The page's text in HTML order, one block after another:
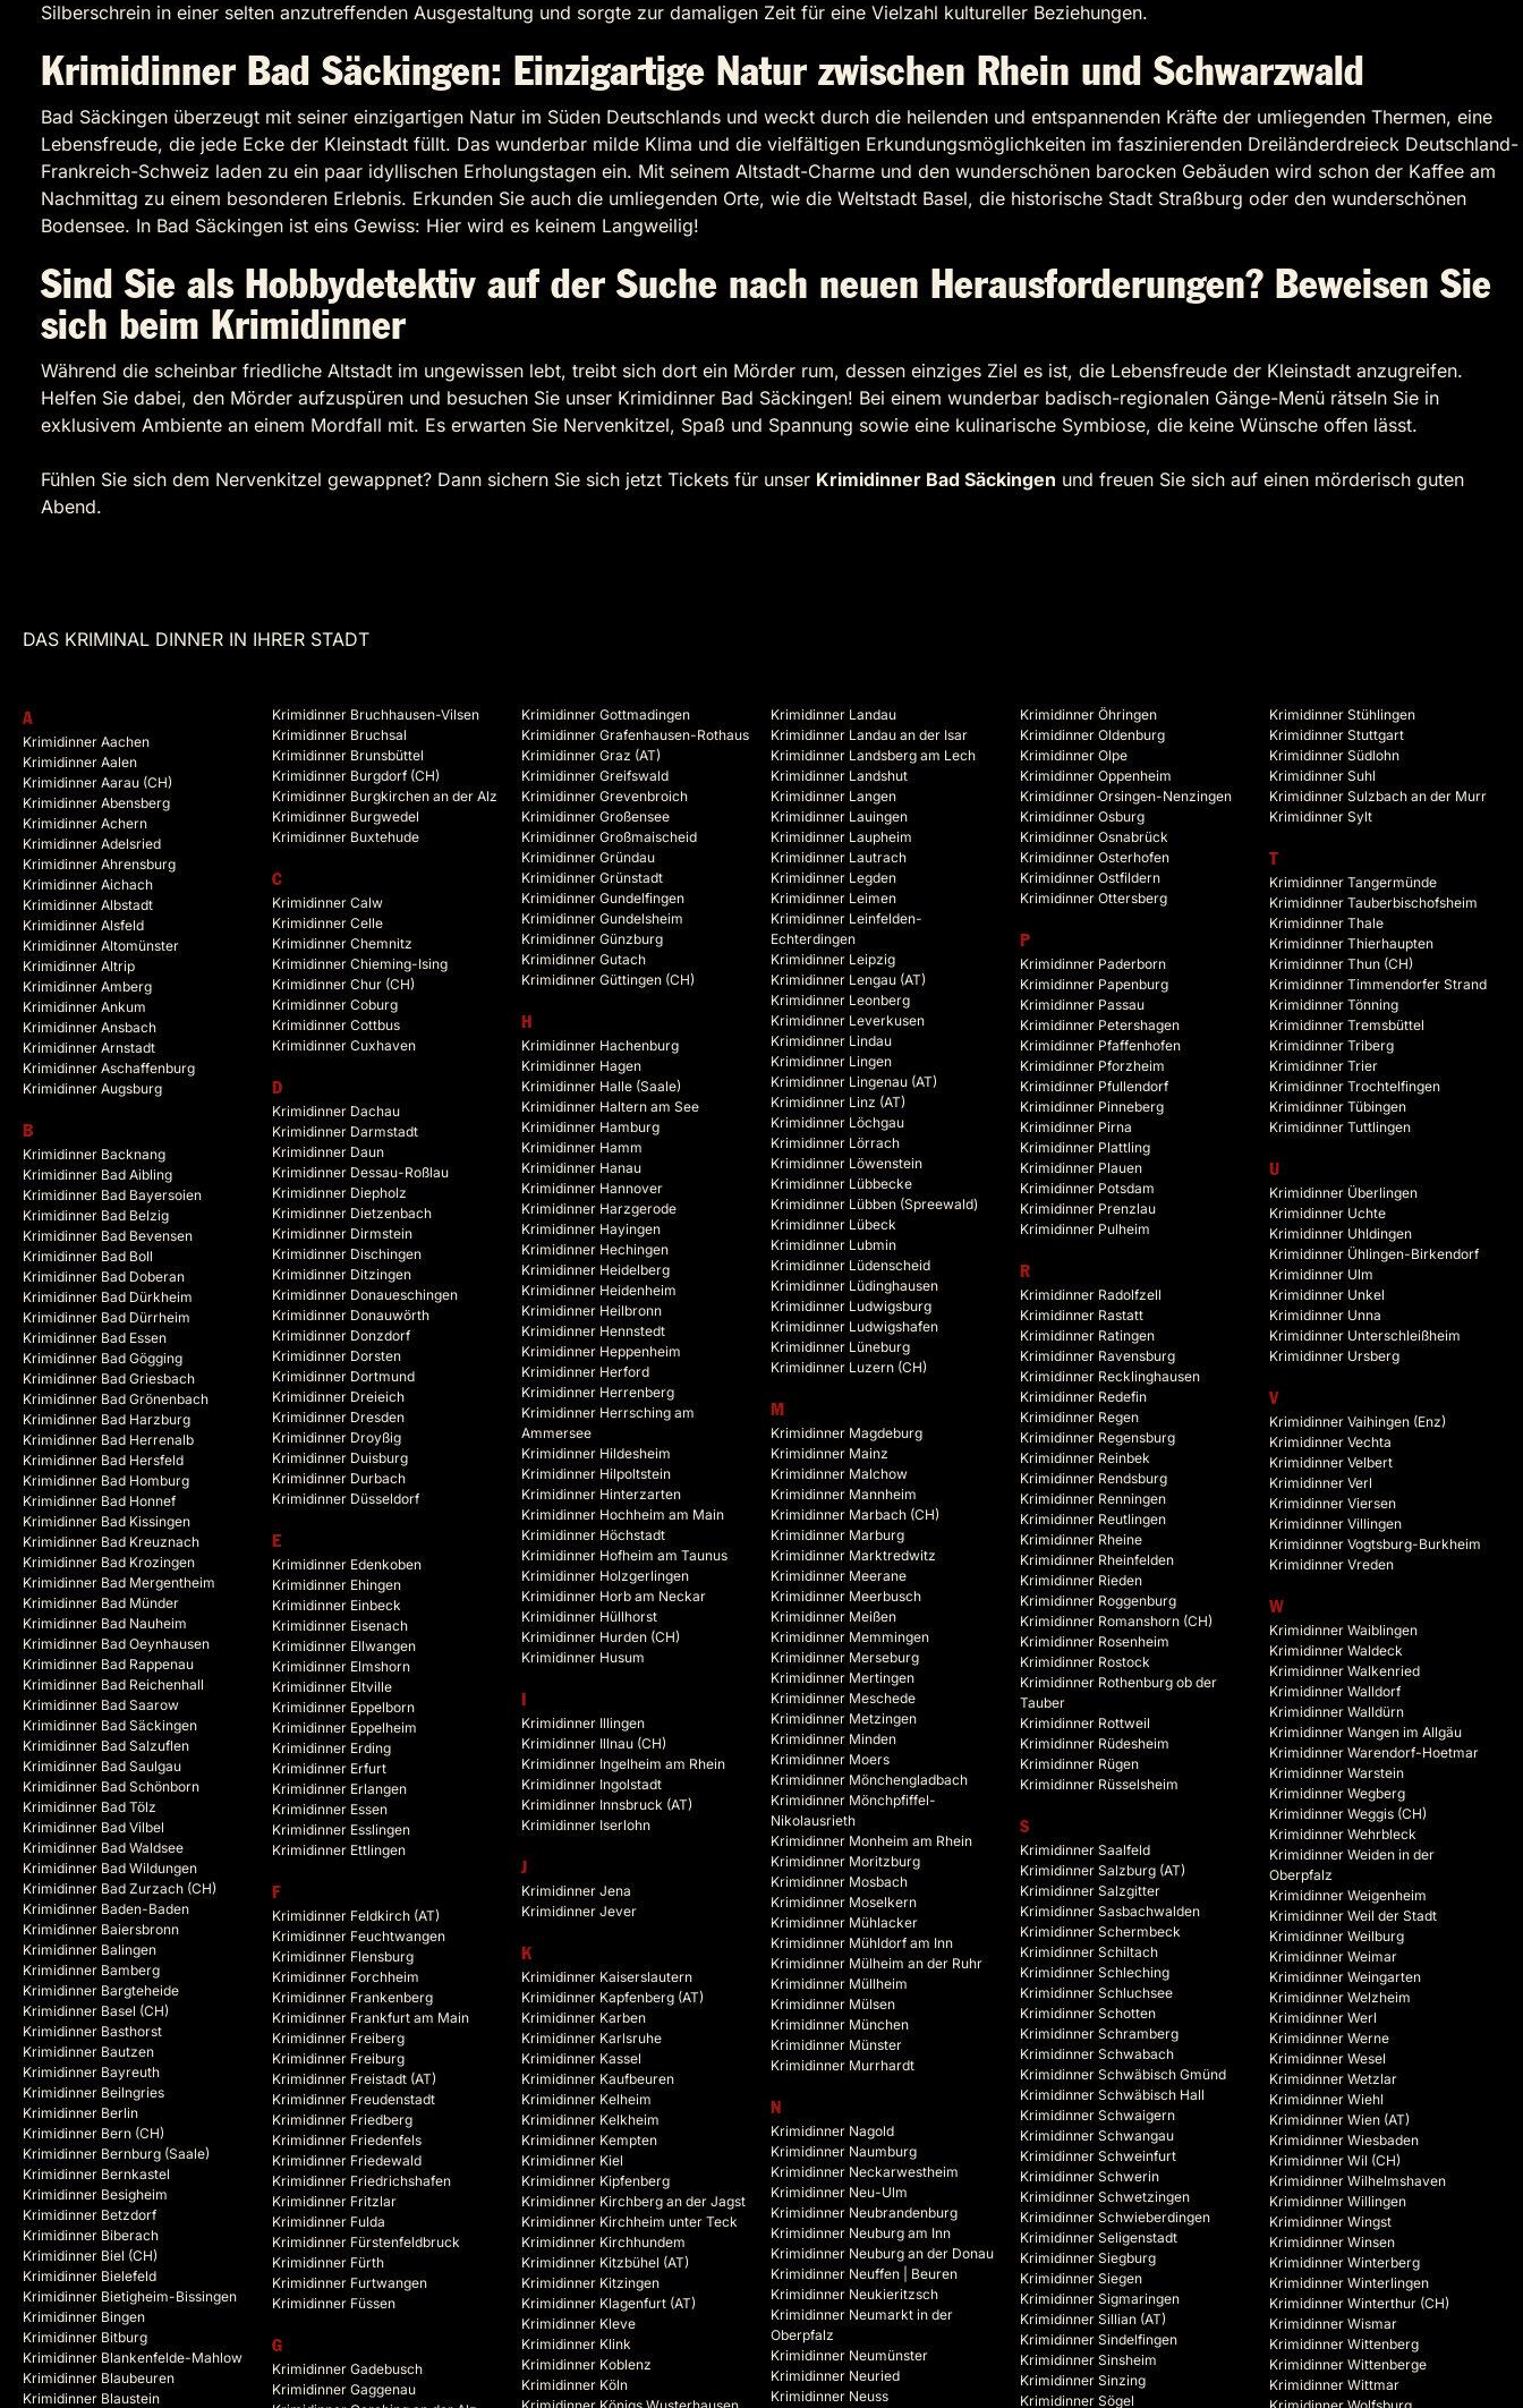
Silberschrein in einer selten anzutreffenden Ausgestaltung und sorgte zur damaligen Zeit für eine Vielzahl kultureller Beziehungen.
Krimidinner Bad Säckingen: Einzigartige Natur zwischen Rhein und Schwarzwald
Bad Säckingen überzeugt mit seiner einzigartigen Natur im Süden Deutschlands und weckt durch die heilenden und entspannenden Kräfte der umliegenden Thermen, eine
Lebensfreude, die jede Ecke der Kleinstadt füllt. Das wunderbar milde Klima und die vielfältigen Erkundungsmöglichkeiten im faszinierenden Dreiländerdreieck Deutschland-
Frankreich-Schweiz laden zu ein paar idyllischen Erholungstagen ein. Mit seinem Altstadt-Charme und den wunderschönen barocken Gebäuden wird schon der Kaffee am
Nachmittag zu einem besonderen Erlebnis. Erkunden Sie auch die umliegenden Orte, wie die Weltstadt Basel, die historische Stadt Straßburg oder den wunderschönen
Bodensee. In Bad Säckingen ist eins Gewiss: Hier wird es keinem Langweilig!
Sind Sie als Hobbydetektiv auf der Suche nach neuen Herausforderungen? Beweisen Sie
sich beim Krimidinner
Während die scheinbar friedliche Altstadt im ungewissen lebt, treibt sich dort ein Mörder rum, dessen einziges Ziel es ist, die Lebensfreude der Kleinstadt anzugreifen.
Helfen Sie dabei, den Mörder aufzuspüren und besuchen Sie unser Krimidinner Bad Säckingen! Bei einem wunderbar badisch-regionalen Gänge-Menü rätseln Sie in
exklusivem Ambiente an einem Mordfall mit. Es erwarten Sie Nervenkitzel, Spaß und Spannung sowie eine kulinarische Symbiose, die keine Wünsche offen lässt.
Fühlen Sie sich dem Nervenkitzel gewappnet? Dann sichern Sie sich jetzt Tickets für unser Krimidinner Bad Säckingen und freuen Sie sich auf einen mörderisch guten
Abend.
DAS KRIMINAL DINNER IN IHRER STADT
A
Krimidinner Aachen
Krimidinner Aalen
Krimidinner Aarau (CH)
Krimidinner Abensberg
Krimidinner Achern
Krimidinner Adelsried
Krimidinner Ahrensburg
Krimidinner Aichach
Krimidinner Albstadt
Krimidinner Alsfeld
Krimidinner Altomünster
Krimidinner Altrip
Krimidinner Amberg
Krimidinner Ankum
Krimidinner Ansbach
Krimidinner Arnstadt
Krimidinner Aschaffenburg
Krimidinner Augsburg
B
Krimidinner Backnang
Krimidinner Bad Aibling
Krimidinner Bad Bayersoien
Krimidinner Bad Belzig
Krimidinner Bad Bevensen
Krimidinner Bad Boll
Krimidinner Bad Doberan
Krimidinner Bad Dürkheim
Krimidinner Bad Dürrheim
Krimidinner Bad Essen
Krimidinner Bad Gögging
Krimidinner Bad Griesbach
Krimidinner Bad Grönenbach
Krimidinner Bad Harzburg
Krimidinner Bad Herrenalb
Krimidinner Bad Hersfeld
Krimidinner Bad Homburg
Krimidinner Bad Honnef
Krimidinner Bad Kissingen
Krimidinner Bad Kreuznach
Krimidinner Bad Krozingen
Krimidinner Bad Mergentheim
Krimidinner Bad Münder
Krimidinner Bad Nauheim
Krimidinner Bad Oeynhausen
Krimidinner Bad Rappenau
Krimidinner Bad Reichenhall
Krimidinner Bad Saarow
Krimidinner Bad Säckingen
Krimidinner Bad Salzuflen
Krimidinner Bad Saulgau
Krimidinner Bad Schönborn
Krimidinner Bad Tölz
Krimidinner Bad Vilbel
Krimidinner Bad Waldsee
Krimidinner Bad Wildungen
Krimidinner Bad Zurzach (CH)
Krimidinner Baden-Baden
Krimidinner Baiersbronn
Krimidinner Balingen
Krimidinner Bamberg
Krimidinner Bargteheide
Krimidinner Basel (CH)
Krimidinner Basthorst
Krimidinner Bautzen
Krimidinner Bayreuth
Krimidinner Beilngries
Krimidinner Berlin
Krimidinner Bern (CH)
Krimidinner Bernburg (Saale)
Krimidinner Bernkastel
Krimidinner Besigheim
Krimidinner Betzdorf
Krimidinner Biberach
Krimidinner Biel (CH)
Krimidinner Bielefeld
Krimidinner Bietigheim-Bissingen
Krimidinner Bingen
Krimidinner Bitburg
Krimidinner Blankenfelde-Mahlow
Krimidinner Blaubeuren
Krimidinner Blaustein
Krimidinner Bruchhausen-Vilsen
Krimidinner Bruchsal
Krimidinner Brunsbüttel
Krimidinner Burgdorf (CH)
Krimidinner Burgkirchen an der Alz
Krimidinner Burgwedel
Krimidinner Buxtehude
C
Krimidinner Calw
Krimidinner Celle
Krimidinner Chemnitz
Krimidinner Chieming-Ising
Krimidinner Chur (CH)
Krimidinner Coburg
Krimidinner Cottbus
Krimidinner Cuxhaven
D
Krimidinner Dachau
Krimidinner Darmstadt
Krimidinner Daun
Krimidinner Dessau-Roßlau
Krimidinner Diepholz
Krimidinner Dietzenbach
Krimidinner Dirmstein
Krimidinner Dischingen
Krimidinner Ditzingen
Krimidinner Donaueschingen
Krimidinner Donauwörth
Krimidinner Donzdorf
Krimidinner Dorsten
Krimidinner Dortmund
Krimidinner Dreieich
Krimidinner Dresden
Krimidinner Droyßig
Krimidinner Duisburg
Krimidinner Durbach
Krimidinner Düsseldorf
E
Krimidinner Edenkoben
Krimidinner Ehingen
Krimidinner Einbeck
Krimidinner Eisenach
Krimidinner Ellwangen
Krimidinner Elmshorn
Krimidinner Eltville
Krimidinner Eppelborn
Krimidinner Eppelheim
Krimidinner Erding
Krimidinner Erfurt
Krimidinner Erlangen
Krimidinner Essen
Krimidinner Esslingen
Krimidinner Ettlingen
F
Krimidinner Feldkirch (AT)
Krimidinner Feuchtwangen
Krimidinner Flensburg
Krimidinner Forchheim
Krimidinner Frankenberg
Krimidinner Frankfurt am Main
Krimidinner Freiberg
Krimidinner Freiburg
Krimidinner Freistadt (AT)
Krimidinner Freudenstadt
Krimidinner Friedberg
Krimidinner Friedenfels
Krimidinner Friedewald
Krimidinner Friedrichshafen
Krimidinner Fritzlar
Krimidinner Fulda
Krimidinner Fürstenfeldbruck
Krimidinner Fürth
Krimidinner Furtwangen
Krimidinner Füssen
G
Krimidinner Gadebusch
Krimidinner Gaggenau
Krimidinner Gottmadingen
Krimidinner Grafenhausen-Rothaus
Krimidinner Graz (AT)
Krimidinner Greifswald
Krimidinner Grevenbroich
Krimidinner Großensee
Krimidinner Großmaischeid
Krimidinner Gründau
Krimidinner Grünstadt
Krimidinner Gundelfingen
Krimidinner Gundelsheim
Krimidinner Günzburg
Krimidinner Gutach
Krimidinner Güttingen (CH)
H
Krimidinner Hachenburg
Krimidinner Hagen
Krimidinner Halle (Saale)
Krimidinner Haltern am See
Krimidinner Hamburg
Krimidinner Hamm
Krimidinner Hanau
Krimidinner Hannover
Krimidinner Harzgerode
Krimidinner Hayingen
Krimidinner Hechingen
Krimidinner Heidelberg
Krimidinner Heidenheim
Krimidinner Heilbronn
Krimidinner Hennstedt
Krimidinner Heppenheim
Krimidinner Herford
Krimidinner Herrenberg
Krimidinner Herrsching am
Ammersee
Krimidinner Hildesheim
Krimidinner Hilpoltstein
Krimidinner Hinterzarten
Krimidinner Hochheim am Main
Krimidinner Höchstadt
Krimidinner Hofheim am Taunus
Krimidinner Holzgerlingen
Krimidinner Horb am Neckar
Krimidinner Hüllhorst
Krimidinner Hurden (CH)
Krimidinner Husum
Krimidinner Illingen
Krimidinner Illnau (CH)
Krimidinner Ingelheim am Rhein
Krimidinner Ingolstadt
Krimidinner Innsbruck (AT)
Krimidinner Iserlohn
J
Krimidinner Jena
Krimidinner Jever
K
Krimidinner Kaiserslautern
Krimidinner Kapfenberg (AT)
Krimidinner Karben
Krimidinner Karlsruhe
Krimidinner Kassel
Krimidinner Kaufbeuren
Krimidinner Kelheim
Krimidinner Kelkheim
Krimidinner Kempten
Krimidinner Kiel
Krimidinner Kipfenberg
Krimidinner Kirchberg an der Jagst
Krimidinner Kirchheim unter Teck
Krimidinner Kirchhundem
Krimidinner Kitzbühel (AT)
Krimidinner Kitzingen
Krimidinner Klagenfurt (AT)
Krimidinner Kleve
Krimidinner Klink
Krimidinner Koblenz
Krimidinner Köln
Krimidinner Landau
Krimidinner Landau an der Isar
Krimidinner Landsberg am Lech
Krimidinner Landshut
Krimidinner Langen
Krimidinner Lauingen
Krimidinner Laupheim
Krimidinner Lautrach
Krimidinner Legden
Krimidinner Leimen
Krimidinner Leinfelden-
Echterdingen
Krimidinner Leipzig
Krimidinner Lengau (AT)
Krimidinner Leonberg
Krimidinner Leverkusen
Krimidinner Lindau
Krimidinner Lingen
Krimidinner Lingenau (AT)
Krimidinner Linz (AT)
Krimidinner Löchgau
Krimidinner Lörrach
Krimidinner Löwenstein
Krimidinner Lübbecke
Krimidinner Lübben (Spreewald)
Krimidinner Lübeck
Krimidinner Lubmin
Krimidinner Lüdenscheid
Krimidinner Lüdinghausen
Krimidinner Ludwigsburg
Krimidinner Ludwigshafen
Krimidinner Lüneburg
Krimidinner Luzern (CH)
M
Krimidinner Magdeburg
Krimidinner Mainz
Krimidinner Malchow
Krimidinner Mannheim
Krimidinner Marbach (CH)
Krimidinner Marburg
Krimidinner Marktredwitz
Krimidinner Meerane
Krimidinner Meerbusch
Krimidinner Meißen
Krimidinner Memmingen
Krimidinner Merseburg
Krimidinner Mertingen
Krimidinner Meschede
Krimidinner Metzingen
Krimidinner Minden
Krimidinner Moers
Krimidinner Mönchengladbach
Krimidinner Mönchpfiffel-
Nikolausrieth
Krimidinner Monheim am Rhein
Krimidinner Moritzburg
Krimidinner Mosbach
Krimidinner Moselkern
Krimidinner Mühlacker
Krimidinner Mühldorf am Inn
Krimidinner Mülheim an der Ruhr
Krimidinner Müllheim
Krimidinner Mülsen
Krimidinner München
Krimidinner Münster
Krimidinner Murrhardt
N
Krimidinner Nagold
Krimidinner Naumburg
Krimidinner Neckarwestheim
Krimidinner Neu-Ulm
Krimidinner Neubrandenburg
Krimidinner Neuburg am Inn
Krimidinner Neuburg an der Donau
Krimidinner Neuffen | Beuren
Krimidinner Neukieritzsch
Krimidinner Neumarkt in der
Oberpfalz
Krimidinner Neumünster
Krimidinner Neuried
Krimidinner Neuss
Krimidinner Öhringen
Krimidinner Oldenburg
Krimidinner Olpe
Krimidinner Oppenheim
Krimidinner Orsingen-Nenzingen
Krimidinner Osburg
Krimidinner Osnabrück
Krimidinner Osterhofen
Krimidinner Ostfildern
Krimidinner Ottersberg
P
Krimidinner Paderborn
Krimidinner Papenburg
Krimidinner Passau
Krimidinner Petershagen
Krimidinner Pfaffenhofen
Krimidinner Pforzheim
Krimidinner Pfullendorf
Krimidinner Pinneberg
Krimidinner Pirna
Krimidinner Plattling
Krimidinner Plauen
Krimidinner Potsdam
Krimidinner Prenzlau
Krimidinner Pulheim
R
Krimidinner Radolfzell
Krimidinner Rastatt
Krimidinner Ratingen
Krimidinner Ravensburg
Krimidinner Recklinghausen
Krimidinner Redefin
Krimidinner Regen
Krimidinner Regensburg
Krimidinner Reinbek
Krimidinner Rendsburg
Krimidinner Renningen
Krimidinner Reutlingen
Krimidinner Rheine
Krimidinner Rheinfelden
Krimidinner Rieden
Krimidinner Roggenburg
Krimidinner Romanshorn (CH)
Krimidinner Rosenheim
Krimidinner Rostock
Krimidinner Rothenburg ob der
Tauber
Krimidinner Rottweil
Krimidinner Rüdesheim
Krimidinner Rügen
Krimidinner Rüsselsheim
S
Krimidinner Saalfeld
Krimidinner Salzburg (AT)
Krimidinner Salzgitter
Krimidinner Sasbachwalden
Krimidinner Schermbeck
Krimidinner Schiltach
Krimidinner Schleching
Krimidinner Schluchsee
Krimidinner Schotten
Krimidinner Schramberg
Krimidinner Schwabach
Krimidinner Schwäbisch Gmünd
Krimidinner Schwäbisch Hall
Krimidinner Schwaigern
Krimidinner Schwangau
Krimidinner Schweinfurt
Krimidinner Schwerin
Krimidinner Schwetzingen
Krimidinner Schwieberdingen
Krimidinner Seligenstadt
Krimidinner Siegburg
Krimidinner Siegen
Krimidinner Sigmaringen
Krimidinner Sillian (AT)
Krimidinner Sindelfingen
Krimidinner Sinsheim
Krimidinner Sinzing
Krimidinner Sögel
Krimidinner Stühlingen
Krimidinner Stuttgart
Krimidinner Südlohn
Krimidinner Suhl
Krimidinner Sulzbach an der Murr
Krimidinner Sylt
T
Krimidinner Tangermünde
Krimidinner Tauberbischofsheim
Krimidinner Thale
Krimidinner Thierhaupten
Krimidinner Thun (CH)
Krimidinner Timmendorfer Strand
Krimidinner Tönning
Krimidinner Tremsbüttel
Krimidinner Triberg
Krimidinner Trier
Krimidinner Trochtelfingen
Krimidinner Tübingen
Krimidinner Tuttlingen
U
Krimidinner Überlingen
Krimidinner Uchte
Krimidinner Uhldingen
Krimidinner Ühlingen-Birkendorf
Krimidinner Ulm
Krimidinner Unkel
Krimidinner Unna
Krimidinner Unterschleißheim
Krimidinner Ursberg
V
Krimidinner Vaihingen (Enz)
Krimidinner Vechta
Krimidinner Velbert
Krimidinner Verl
Krimidinner Viersen
Krimidinner Villingen
Krimidinner Vogtsburg-Burkheim
Krimidinner Vreden
W
Krimidinner Waiblingen
Krimidinner Waldeck
Krimidinner Walkenried
Krimidinner Walldorf
Krimidinner Walldürn
Krimidinner Wangen im Allgäu
Krimidinner Warendorf-Hoetmar
Krimidinner Warstein
Krimidinner Wegberg
Krimidinner Weggis (CH)
Krimidinner Wehrbleck
Krimidinner Weiden in der
Oberpfalz
Krimidinner Weigenheim
Krimidinner Weil der Stadt
Krimidinner Weilburg
Krimidinner Weimar
Krimidinner Weingarten
Krimidinner Welzheim
Krimidinner Werl
Krimidinner Werne
Krimidinner Wesel
Krimidinner Wetzlar
Krimidinner Wiehl
Krimidinner Wien (AT)
Krimidinner Wiesbaden
Krimidinner Wil (CH)
Krimidinner Wilhelmshaven
Krimidinner Willingen
Krimidinner Wingst
Krimidinner Winsen
Krimidinner Winterberg
Krimidinner Winterlingen
Krimidinner Winterthur (CH)
Krimidinner Wismar
Krimidinner Wittenberg
Krimidinner Wittenberge
Krimidinner Wittmar